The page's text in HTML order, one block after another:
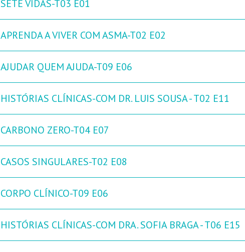
SETE VIDAS-T03 E01
APRENDA A VIVER COM ASMA-T02 E02
AJUDAR QUEM AJUDA-T09 E06
HISTÓRIAS CLÍNICAS-COM DR. LUIS SOUSA - T02 E11
CARBONO ZERO-T04 E07
CASOS SINGULARES-T02 E08
CORPO CLÍNICO-T09 E06
HISTÓRIAS CLÍNICAS-COM DRA. SOFIA BRAGA - T06 E15